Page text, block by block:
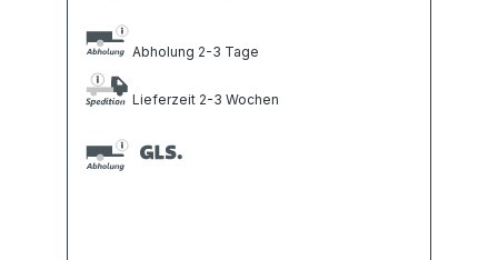
Abholung 2-3 Tage
Lieferzeit 2-3 Wochen